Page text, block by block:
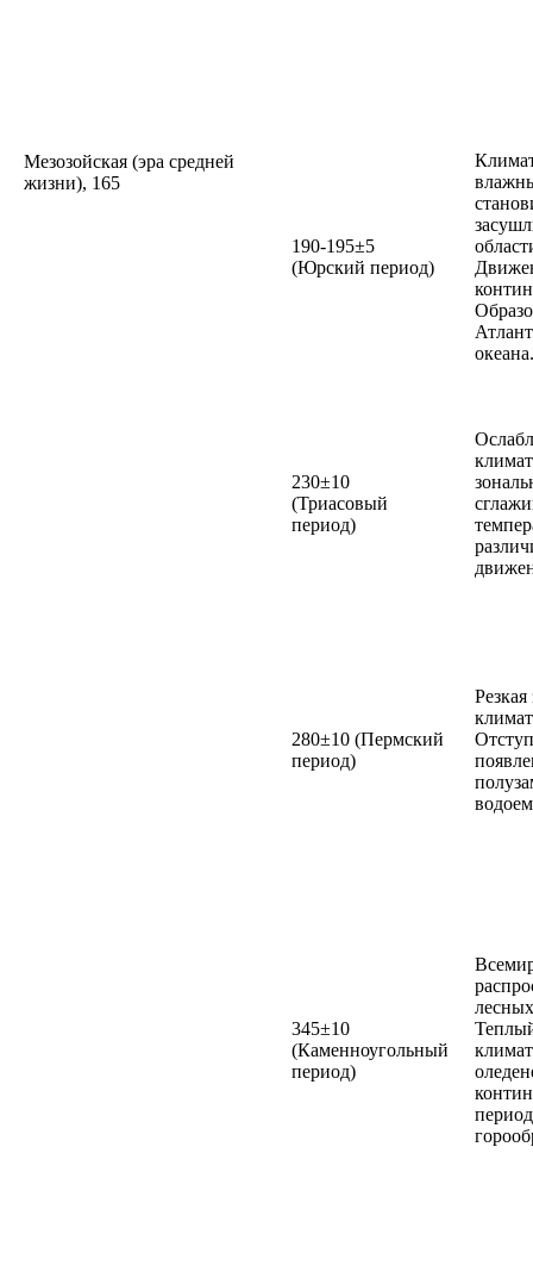
Мезозойская (эра средней
жизни), 165
190-195±5
(Юрский период)
океана.
230±10
(Триасовый
период)
280±10 (Пермский
период)
Резкая
345±10
(Каменноугольный
период)